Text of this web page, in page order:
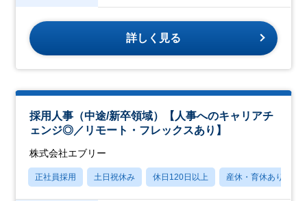
詳しく見る
採用人事（中途/新卒領域）【人事へのキャリアチ
ェンジ◎／リモート・フレックスあり】
株式会社エブリー
正社員採用 土日祝休み 休日120日以上 産休・育休あり